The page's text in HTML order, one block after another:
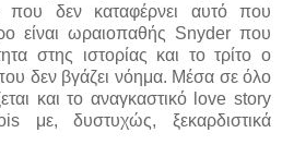
που δεν καταφέρνει αυτό που
είναι ωραιοπαθής Snyder που
στης ιστορίας και το τρίτο ο
δεν βγάζει νόημα. Μέσα σε όλο
και το αναγκαστικό love story
με, δυστυχώς, ξεκαρδιστικά